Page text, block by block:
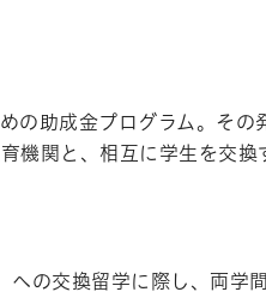
の助成金プログラム。そ
機関と、相互に学生を交
への交換留学に際し、両学